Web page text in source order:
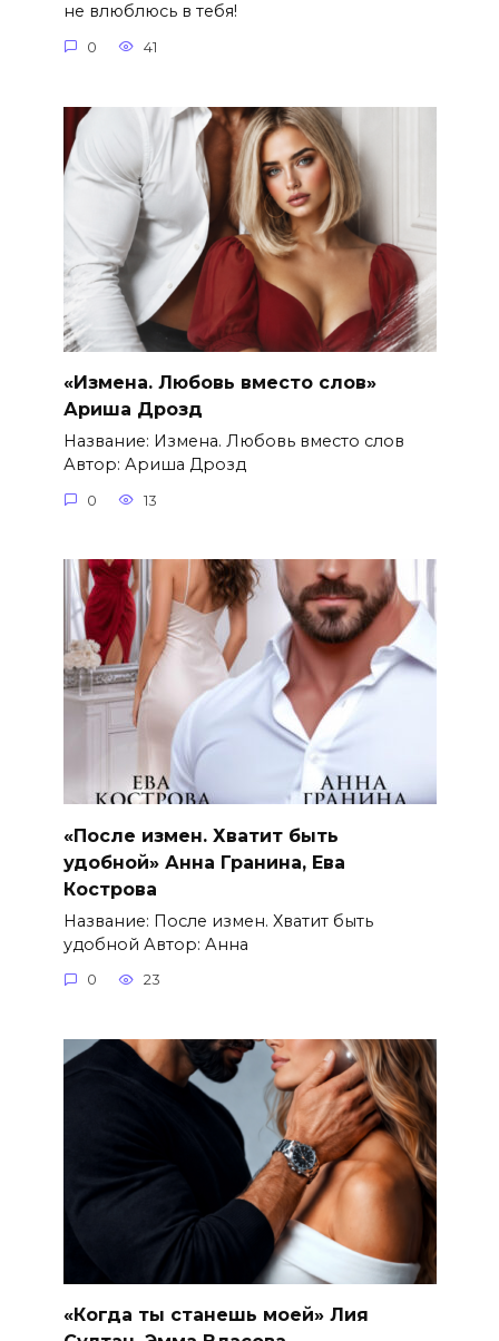
не влюблюсь в тебя!
0 41
«Измена. Любовь вместо слов»
Ариша Дрозд
Название: Измена. Любовь вместо слов
Автор: Ариша Дрозд
0 13
«После измен. Хватит быть
удобной» Анна Гранина, Ева
Кострова
Название: После измен. Хватит быть
удобной Автор: Анна
0 23
«Когда ты станешь моей» Лия